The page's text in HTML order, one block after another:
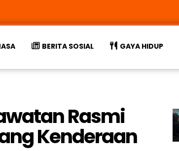
BERITA SOSIAL GAYA HIDUP
Rasmi
Kenderaan